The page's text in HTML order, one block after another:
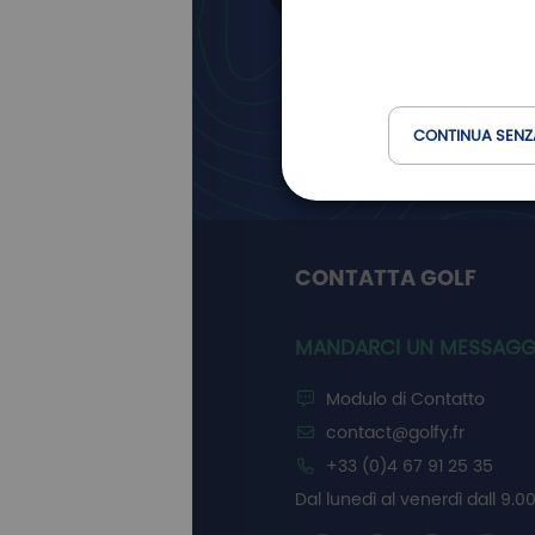
CONTINUA
Golfy
CONTATTA GOLF
MANDARCI UN
Modulo di Contatto
contact@golfy.fr
+33 (0)4 67 91 25 35
Dal lunedì al venerdì dall